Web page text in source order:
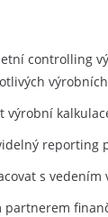
controlling
výrobní
reporting
s vedením
partnerem